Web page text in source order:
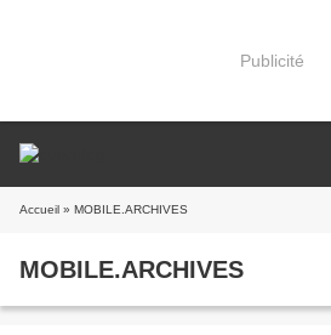
Publicité
Accueil » MOBILE.ARCHIVES
MOBILE.ARCHIVES